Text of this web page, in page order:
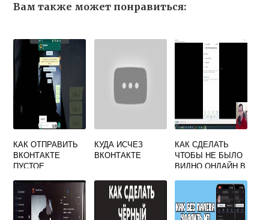
Вам также может понравиться:
КАК ОТПРАВИТЬ
ВКОНТАКТЕ
ПУСТОЕ
КУДА ИСЧЕЗ
ВКОНТАКТЕ
КАК СДЕЛАТЬ
ЧТОБЫ НЕ БЫЛО
ВИДНО ОНЛАЙН В